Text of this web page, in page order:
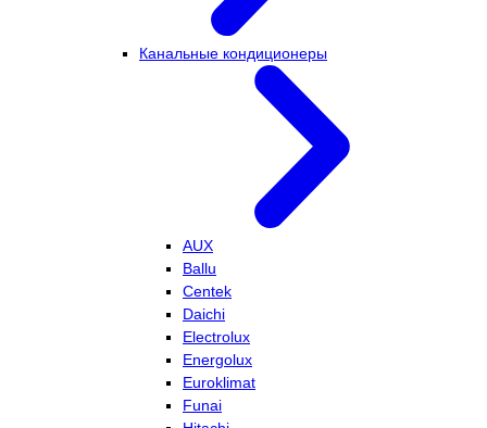
Канальные кондиционеры
AUX
Ballu
Centek
Daichi
Electrolux
Energolux
Euroklimat
Funai